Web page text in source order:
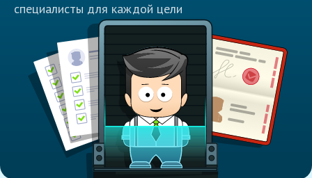
специалисты для каждой цели